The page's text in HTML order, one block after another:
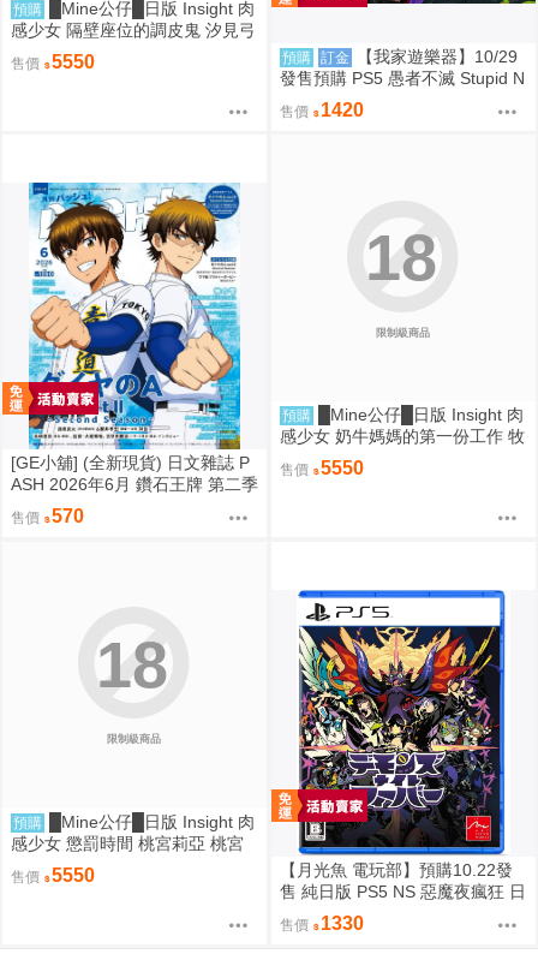
預購
█Mine公仔█日版 Insight 肉
感少女 隔壁座位的調皮鬼 汐見弓
良 1/6 PMMA D9260
售價 5550 預購 訂金
【我家遊樂器】10/29
發售預購 PS5 愚者不滅 Stupid N
ever Dies 日版
售價 1420
[GE小舖] (全新現貨) 日文雜誌 P
ASH 2026年6月 鑽石王牌 第二季
賽馬娘 神之雫 魔法帽的工作室
售價 570
限制級商品
18
預購
█Mine公仔█日版 Insight 肉
感少女 奶牛媽媽的第一份工作 牧
野小姐 牧野さん 1/6 PMMA D92
59
售價 5550
限制級商品
18
預購
█Mine公仔█日版 Insight 肉
感少女 懲罰時間 桃宮莉亞 桃宮
りあ 1/6 PMMA D9258
售價 5550
【月光魚 電玩部】預購10.22發
售 純日版 PS5 NS 惡魔夜瘋狂 日
售價 1330